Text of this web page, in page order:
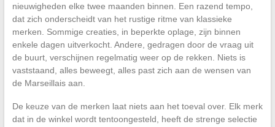
nieuwigheden elke twee maanden binnen. Een razend tempo,
dat zich onderscheidt van het rustige ritme van klassieke
merken. Sommige creaties, in beperkte oplage, zijn binnen
enkele dagen uitverkocht. Andere, gedragen door de vraag uit
de buurt, verschijnen regelmatig weer op de rekken. Niets is
vaststaand, alles beweegt, alles past zich aan de wensen van
de Marseillais aan.
De keuze van de merken laat niets aan het toeval over. Elk merk
dat in de winkel wordt tentoongesteld, heeft de strenge selectie